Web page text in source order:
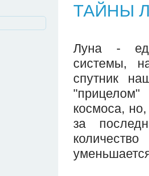
ТАЙНЫ
Луна -
системы,
спутник
космоса,
за